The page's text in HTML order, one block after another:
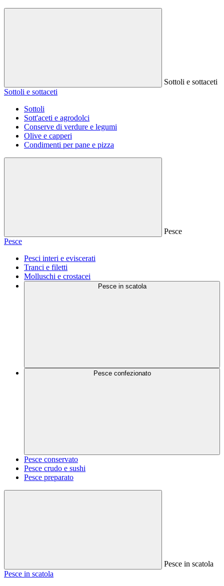
Sottoli e sottaceti
Sottoli e sottaceti
Sottoli
Sott'aceti e agrodolci
Conserve di verdure e legumi
Olive e capperi
Condimenti per pane e pizza
Pesce
Pesce
Pesci interi e eviscerati
Tranci e filetti
Molluschi e crostacei
Pesce in scatola
Pesce confezionato
Pesce conservato
Pesce crudo e sushi
Pesce preparato
Pesce in scatola
Pesce in scatola